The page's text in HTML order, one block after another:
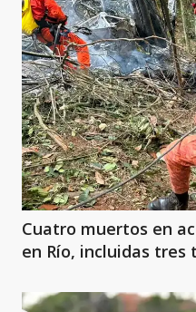
Cuatro muertos en
en Río, incluidas